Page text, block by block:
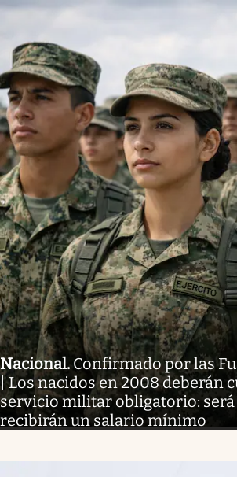
Nacional. Confirmado por las
| Los nacidos en 2008 deberán
servicio militar obligatorio: será
recibirán un salario mínimo